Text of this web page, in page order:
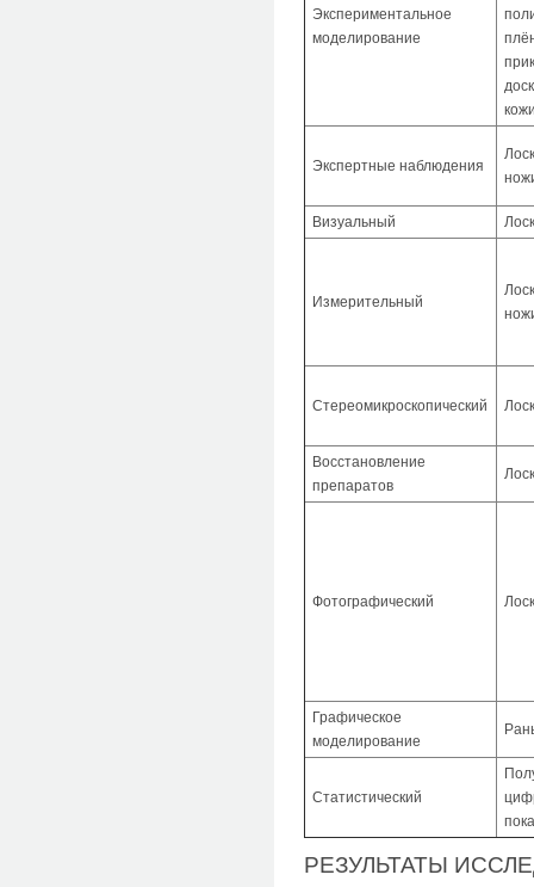
Экспериментальное
моделирование
Экспертные наблюдения
Визуальный
Измерительный
Стереомикроскопический
Восстановление
препаратов
Фотографический
Графическое
моделирование
Статистический
РЕЗУЛЬТАТЫ